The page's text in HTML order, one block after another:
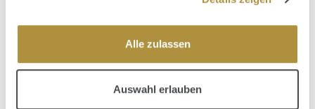
Alle zulassen
Auswahl erlauben
Verkaufspreis:
7,90 € Regulärer Preis:
16,90 € (53.25% gespart)